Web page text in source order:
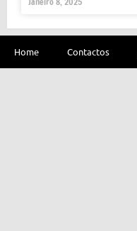
Home Contactos